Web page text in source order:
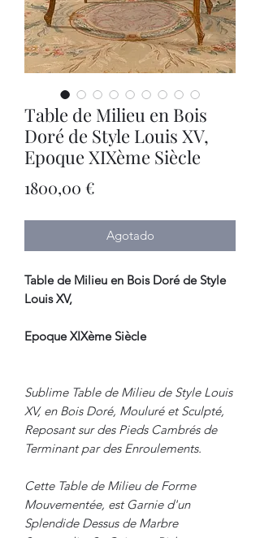
Table de Milieu en Bois
Doré de Style Louis XV,
Epoque XIXème Siècle
1800,00 €
Agotado
Table de Milieu en Bois Doré de Style
Louis XV,
Epoque XIXème Siècle
Sublime Table de Milieu de Style Louis
XV, en Bois Doré, Mouluré et Sculpté,
Reposant sur des Pieds Cambrés de
Terminant par des Enroulements.
Cette Table de Milieu de Forme
Mouvementée, est Garnie d'un
Splendide Dessus de Marbre